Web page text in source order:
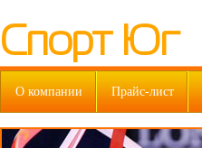
Спорт Юг
О компании Прайс-лист